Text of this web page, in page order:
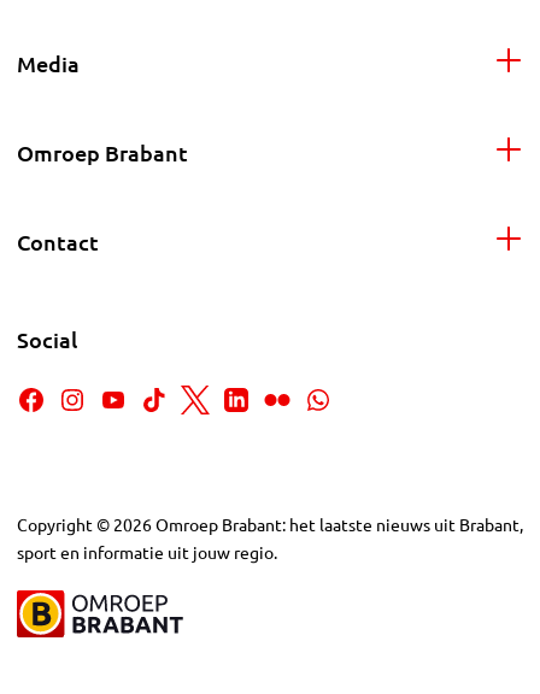
Media
Omroep Brabant
Contact
Social
Copyright © 2026Omroep Brabant: het laatste nieuws uit Brabant,
sport en informatie uit jouw regio.